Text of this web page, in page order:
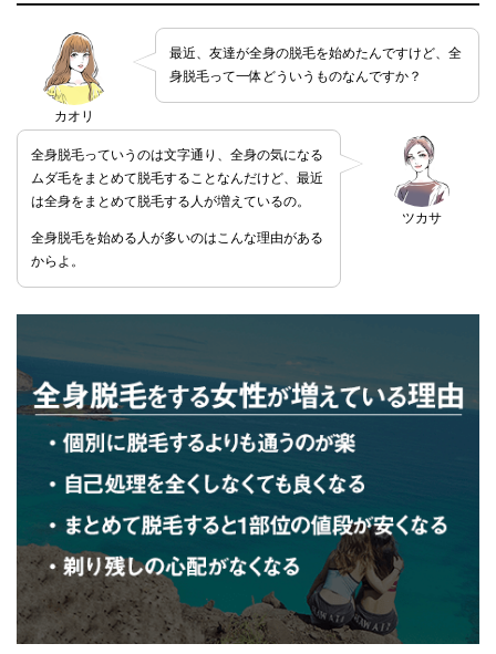
カオリ
最近、友達が全身の脱毛を始めたんですけど、全
身脱毛って一体どういうものなんですか？
ツカサ
全身脱毛っていうのは文字通り、全身の気になる
ムダ毛をまとめて脱毛することなんだけど、最近
は全身をまとめて脱毛する人が増えているの。
全身脱毛を始める人が多いのはこんな理由がある
からよ。